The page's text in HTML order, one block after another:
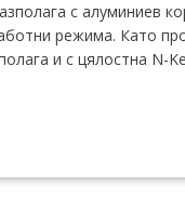
с алуминиев
режима. Като
и с цялостна N-